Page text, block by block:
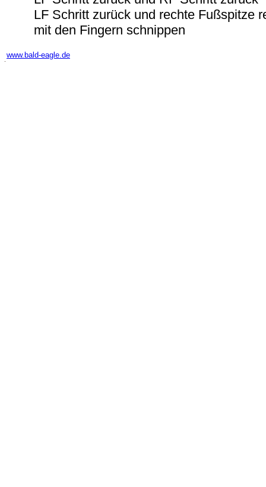
LF Schritt zurück und rechte Fußspitze
mit den Fingern schnippen
www.bald-eagle.de